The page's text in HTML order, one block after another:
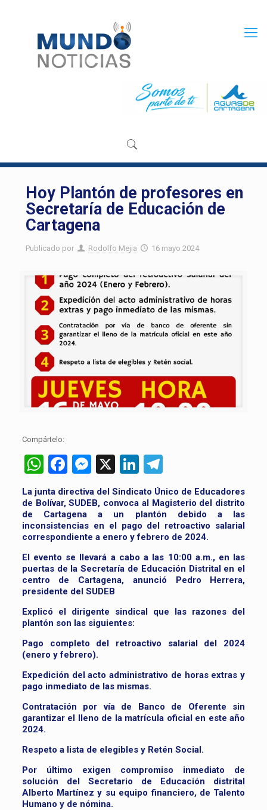
Hoy Plantón de profesores en
Secretaría de Educación de
Cartagena
Publicado por Rodolfo Mejia 16 mayo 2024
Compártelo:
WhatsApp
Facebook
Messenger
X LinkedIn
Telegram
La junta directiva del Sindicato Único de Educadores
de Bolívar, SUDEB, convoca al Magisterio del distrito
de Cartagena a un plantón debido a las
inconsistencias en el pago del retroactivo salarial
correspondiente a enero y febrero de 2024.
El evento se llevará a cabo a las 10:00 a.m., en las
puertas de la Secretaría de Educación Distrital en el
centro de Cartagena, anunció Pedro Herrera,
presidente del SUDEB
Explicó el dirigente sindical que las razones del
plantón son las siguientes:
Pago completo del retroactivo salarial del 2024
(enero y febrero).
Expedición del acto administrativo de horas extras y
pago inmediato de las mismas.
Contratación por vía de Banco de Oferente sin
garantizar el lleno de la matrícula oficial en este año
2024.
Respeto a lista de elegibles y Retén Social.
Por último exigen compromiso inmediato de
solución del Secretario de Educación distrital
Alberto Martínez y su equipo financiero, de Talento
Humano y de nómina.